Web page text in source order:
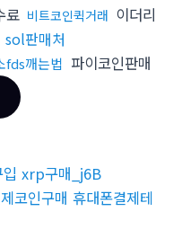
료 비트코인퀵거래 이더리
sol판매처
fds깨는법 파이코인판매
xrp구매_j6B
코인구매 휴대폰결제테